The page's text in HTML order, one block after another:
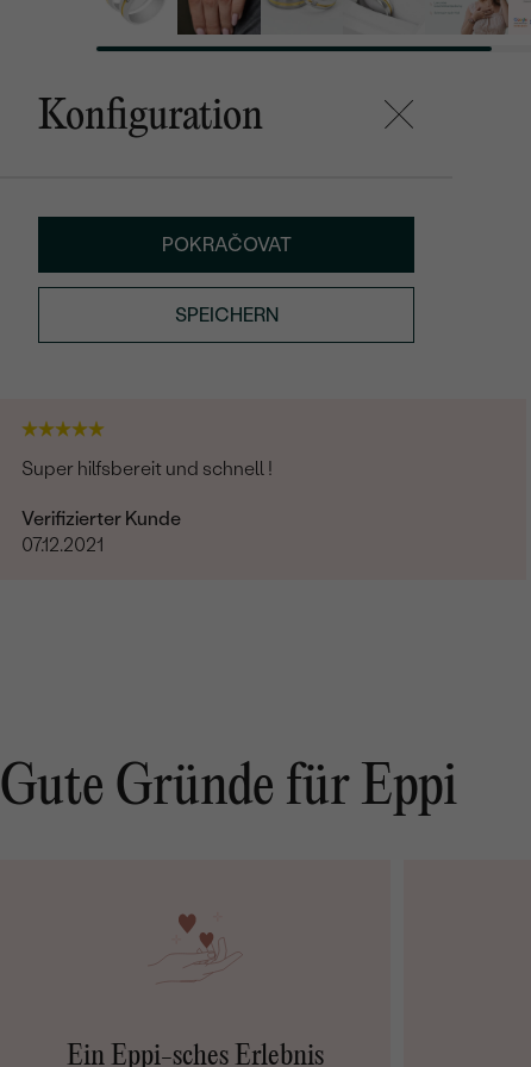
Konfiguration
POKRAČOVAT
SPEICHERN
Super hilfsbereit und schnell !
Verifizierter Kunde
07.12.2021
Gute Gründe für Eppi
Ein Eppi-sches Erlebnis